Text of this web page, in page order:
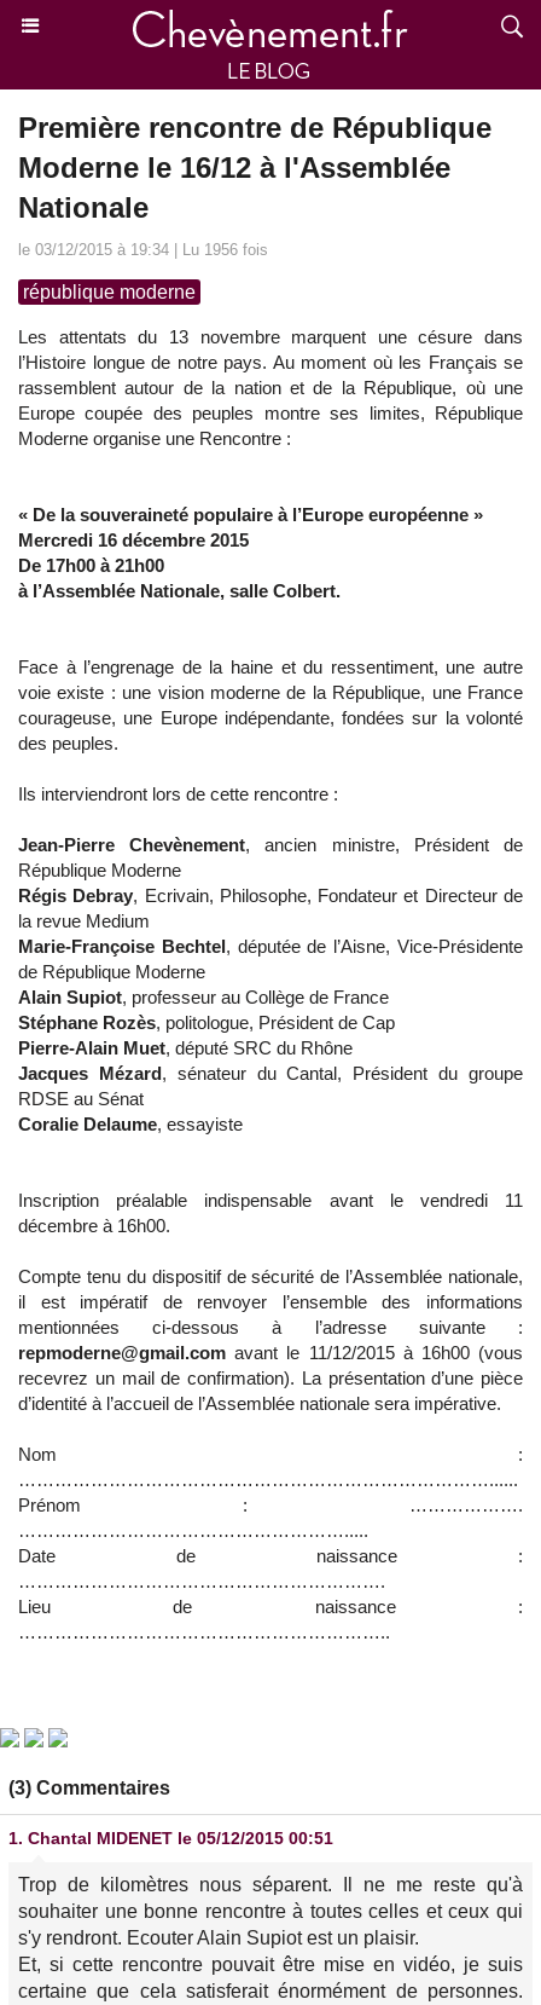
Première rencontre de République
Moderne le 16/12 à l'Assemblée
Nationale
le 03/12/2015 à 19:34 | Lu 1956 fois
république moderne
Les attentats du 13 novembre marquent une césure dans
l’Histoire longue de notre pays. Au moment où les Français se
rassemblent autour de la nation et de la République, où une
Europe coupée des peuples montre ses limites, République
Moderne organise une Rencontre :
« De la souveraineté populaire à l’Europe européenne »
Mercredi 16 décembre 2015
De 17h00 à 21h00
à l’Assemblée Nationale, salle Colbert.
Face à l’engrenage de la haine et du ressentiment, une autre
voie existe : une vision moderne de la République, une France
courageuse, une Europe indépendante, fondées sur la volonté
des peuples.
Ils interviendront lors de cette rencontre :
Jean-Pierre Chevènement, ancien ministre, Président de
République Moderne
Régis Debray, Ecrivain, Philosophe, Fondateur et Directeur de
la revue Medium
Marie-Françoise Bechtel, députée de l’Aisne, Vice-Présidente
de République Moderne
Alain Supiot, professeur au Collège de France
Stéphane Rozès, politologue, Président de Cap
Pierre-Alain Muet, député SRC du Rhône
Jacques Mézard, sénateur du Cantal, Président du groupe
RDSE au Sénat
Coralie Delaume, essayiste
Inscription préalable indispensable avant le vendredi 11
décembre à 16h00.
Compte tenu du dispositif de sécurité de l’Assemblée nationale,
il est impératif de renvoyer l’ensemble des informations
mentionnées ci-dessous à l’adresse suivante :
repmoderne@gmail.com avant le 11/12/2015 à 16h00 (vous
recevrez un mail de confirmation). La présentation d’une pièce
d’identité à l’accueil de l’Assemblée nationale sera impérative.
Nom :
……………………………………………………………………......
Prénom : ……………….
……………………………………………….....
Date de naissance :
…………………………………………………….
Lieu de naissance :
……………………………………………………..
(3) Commentaires
1. Chantal MIDENET le 05/12/2015 00:51
Trop de kilomètres nous séparent. Il ne me reste qu'à
souhaiter une bonne rencontre à toutes celles et ceux qui
s'y rendront. Ecouter Alain Supiot est un plaisir.
Et, si cette rencontre pouvait être mise en vidéo, je suis
certaine que cela satisferait énormément de personnes.